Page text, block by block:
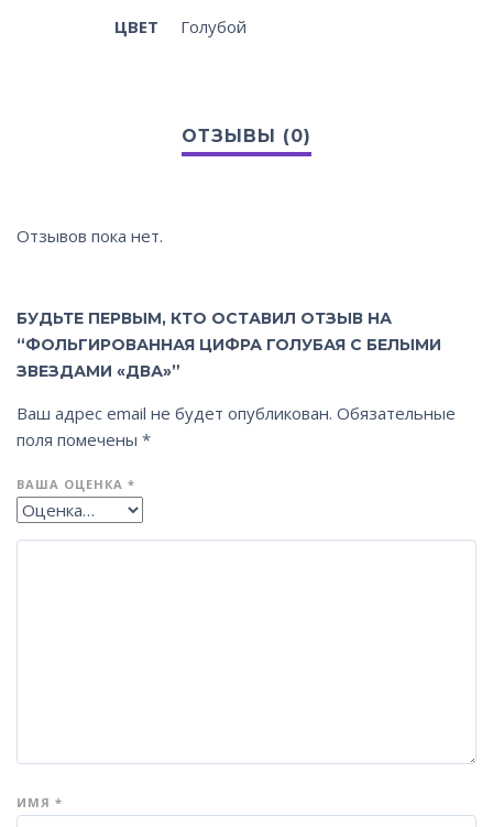
ЦВЕТ Голубой
Отзывов пока нет.
БУДЬТЕ ПЕРВЫМ, КТО ОСТАВИЛ ОТЗЫВ НА
“ФОЛЬГИРОВАННАЯ ЦИФРА ГОЛУБАЯ С БЕЛЫМИ
ЗВЕЗДАМИ «ДВА»”
Ваш адрес email не будет опубликован. Обязательные
поля помечены *
ВАША ОЦЕНКА *
ИМЯ *